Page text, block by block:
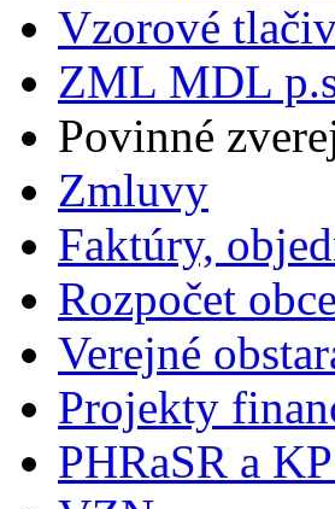
Vzorové
ZML MDL
Povinné
Zmluvy
Faktúry,
Rozpočet obce
Verejné
Projekty
PHRaSR a